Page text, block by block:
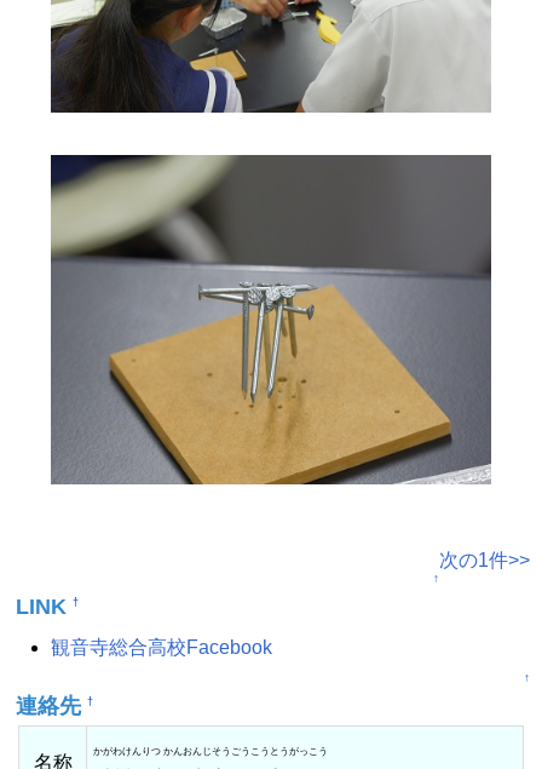
次の1件>>
↑
LINK †
観音寺総合高校Facebook
↑
連絡先 †
名称
かがわけんりつ かんおんじそうごうこうとうがっこう